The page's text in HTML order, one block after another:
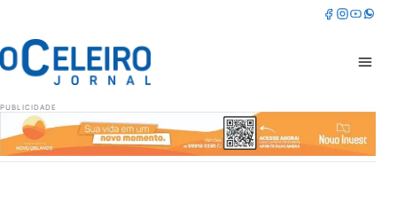
Facebook
Instagram
Youtube
PUBLICIDADE
Abrir